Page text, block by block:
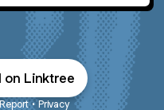
on Linktree
Report • Privacy